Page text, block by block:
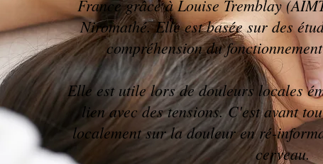
France grâce à Louise Tremblay
Niromathé. Elle est basée sur des
compréhension du
Elle est utile lors de douleurs locales
lien avec des tensions. C'est avant
localement sur la douleur en ré-
cerveau.